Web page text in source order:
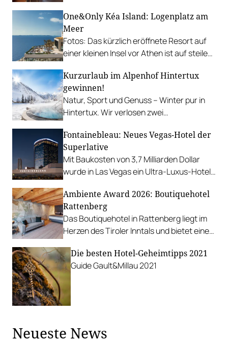
Restaurant-Bereich erweitert.
One&Only Kéa Island: Logenplatz am
Meer
Fotos: Das kürzlich eröffnete Resort auf
einer kleinen Insel vor Athen ist auf steilen
Aussichtspunkten.
Kurzurlaub im Alpenhof Hintertux
gewinnen!
Natur, Sport und Genuss – Winter pur in
Hintertux. Wir verlosen zwei
inklusive je zwei Tagesskipässe.
Fontainebleau: Neues Vegas-Hotel der
Superlative
Mit Baukosten von 3,7 Milliarden Dollar
wurde in Las Vegas ein Ultra-Luxus-Hotel
eröffnet.
Ambiente Award 2026: Boutiquehotel
Rattenberg
Das Boutiquehotel in Rattenberg liegt im
Herzen des Tiroler Inntals und bietet eine
charmantesten alten Städte Österreichs.
Die besten Hotel-Geheimtipps 2021
Guide Gault&Millau 2021
Neueste News